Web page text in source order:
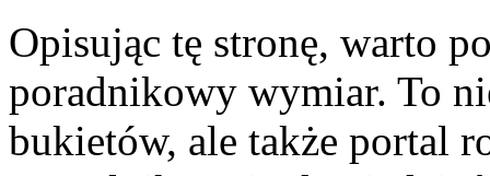
Opisując tę stronę, warto
poradnikowy wymiar. To
bukietów, ale także portal